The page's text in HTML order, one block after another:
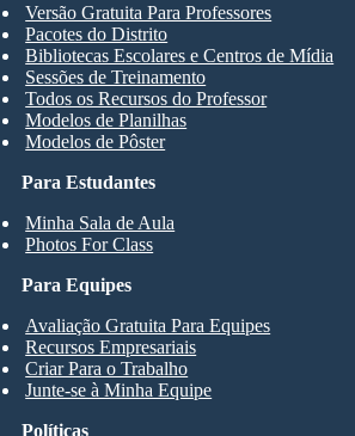
Para Estudantes
Minha Sala de Aula
Photos For Class
Versão Gratuita Para Professores
Pacotes do Distrito
Bibliotecas Escolares e Centros de Mídia
Sessões de Treinamento
Todos os Recursos do Professor
Modelos de Planilhas
Modelos de Pôster
Para Equipes
Avaliação Gratuita Para Equipes
Recursos Empresariais
Criar Para o Trabalho
Junte-se à Minha Equipe
Políticas